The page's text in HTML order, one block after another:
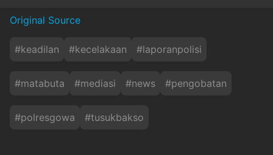
Original Source
#keadilan #kecelakaan #laporanpolisi
#matabuta #mediasi #news #pengobatan
#polresgowa #tusukbakso